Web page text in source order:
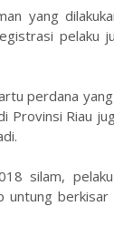
yang
pelaku
perdana
Provinsi Riau
silam,
untung